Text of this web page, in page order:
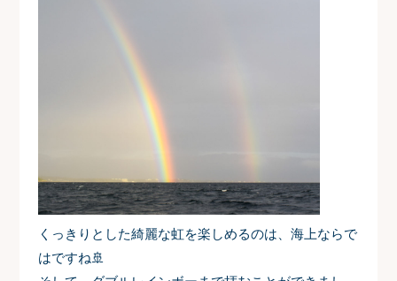
くっきりとした綺麗な虹を楽しめるのは、海上ならで
はですね️🚢